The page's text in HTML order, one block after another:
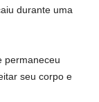
durante uma
permaneceu
seu corpo e